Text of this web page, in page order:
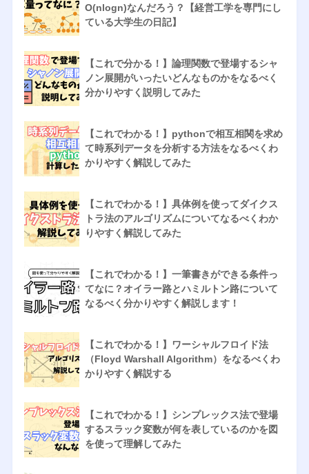
O(nlogn)なんだろう？【経営工学を専門にし
ている大学生の日記】
【これで分かる！】論理関数で登場するシャ
ノン展開がいったいどんなものかをなるべく
分かりやすく説明してみた
【これでわかる！】pythonで相互相関を求め
て時系列データを分析する方法をなるべくわ
かりやすく解説してみた
【これでわかる！】具体例を使ってダイクス
トラ法のアルゴリズムについてなるべくわか
りやすく解説してみた
【これでわかる！】一筆書きができる条件っ
てなに？オイラー路とハミルトン路について
なるべく分かりやすく解説します！
【これでわかる！】ワーシャルフロイド法
（Floyd Warshall Algorithm）をなるべくわ
かりやすく解説する
【これでわかる！】シンプレックス法で登場
するスラック変数が何を表しているのかを図
を使って理解してみた